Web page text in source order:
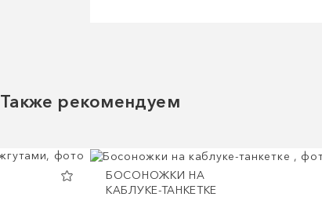
Также рекомендуем
БОСОНОЖКИ НА
КАБЛУКЕ-ТАНКЕТКЕ